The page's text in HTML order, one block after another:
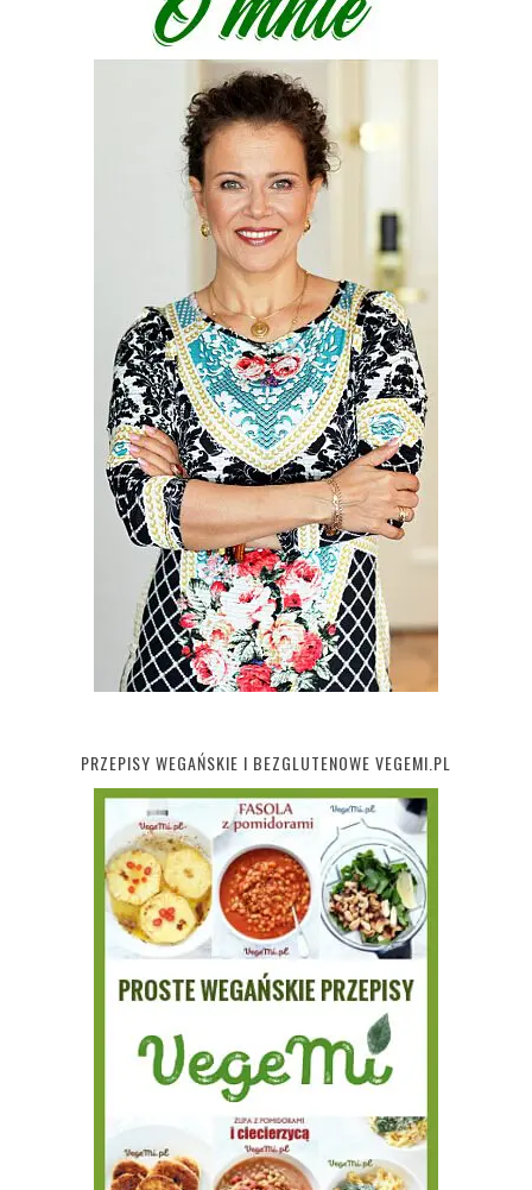
PRZEPISY WEGAŃSKIE I BEZGLUTENOWE VEGEMI.PL